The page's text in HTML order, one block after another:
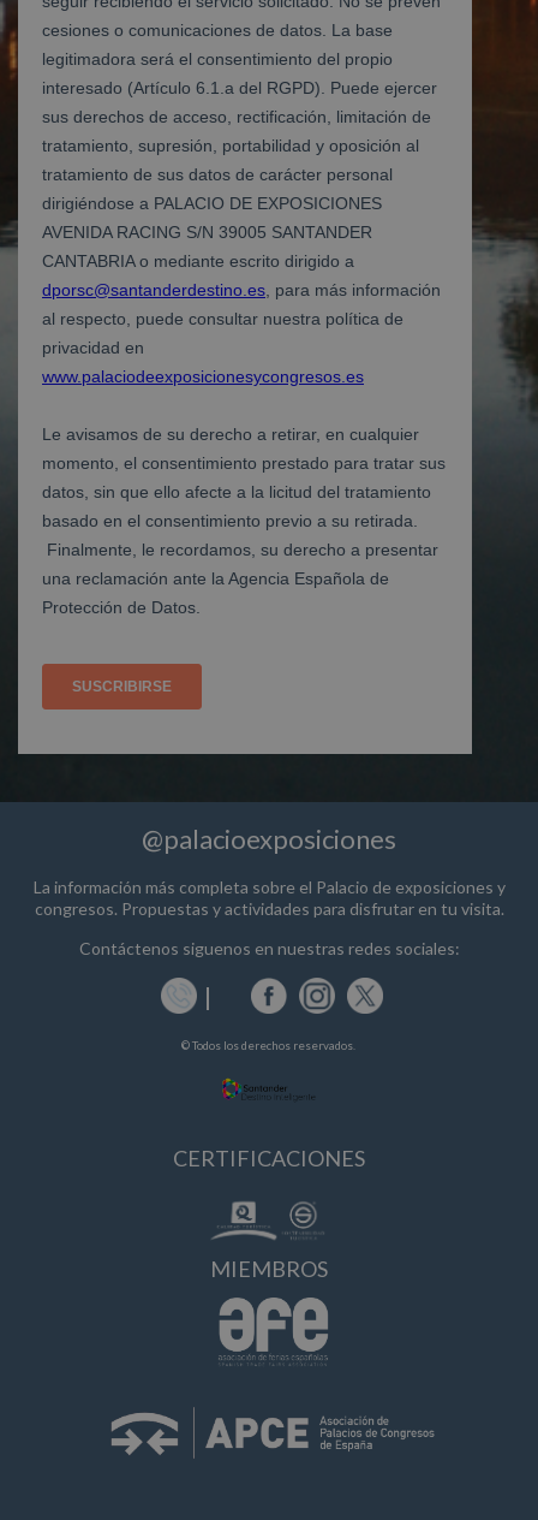
@palacioexposiciones
La información más completa sobre el Palacio de exposiciones y
congresos. Propuestas y actividades para disfrutar en tu visita.
Contáctenos siguenos en nuestras redes sociales:
© Todos los derechos reservados.
CERTIFICACIONES
MIEMBROS